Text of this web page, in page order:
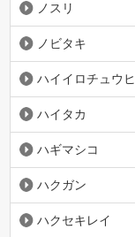
ノスリ
ノビタキ
ハイイロチュウヒ
ハイタカ
ハギマシコ
ハクガン
ハクセキレイ